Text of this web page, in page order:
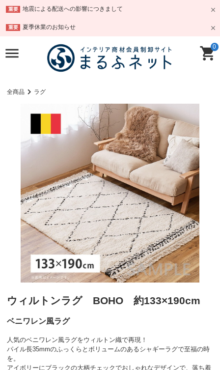
重要 地震による配送への影響につきまして
重要 夏季休業のお知らせ
0
全商品 ラグ
ウィルトンラグ BOHO 約133×190cm
ベニワレン風ラグ
人気のベニワレン風ラグをウィルトン織で再現！
パイル長35mmのふっくらとボリュームのあるシャギーラグで至福の時
を。
アイボリーにブラックの大柄チェックでおしゃれなデザインで、落ち着